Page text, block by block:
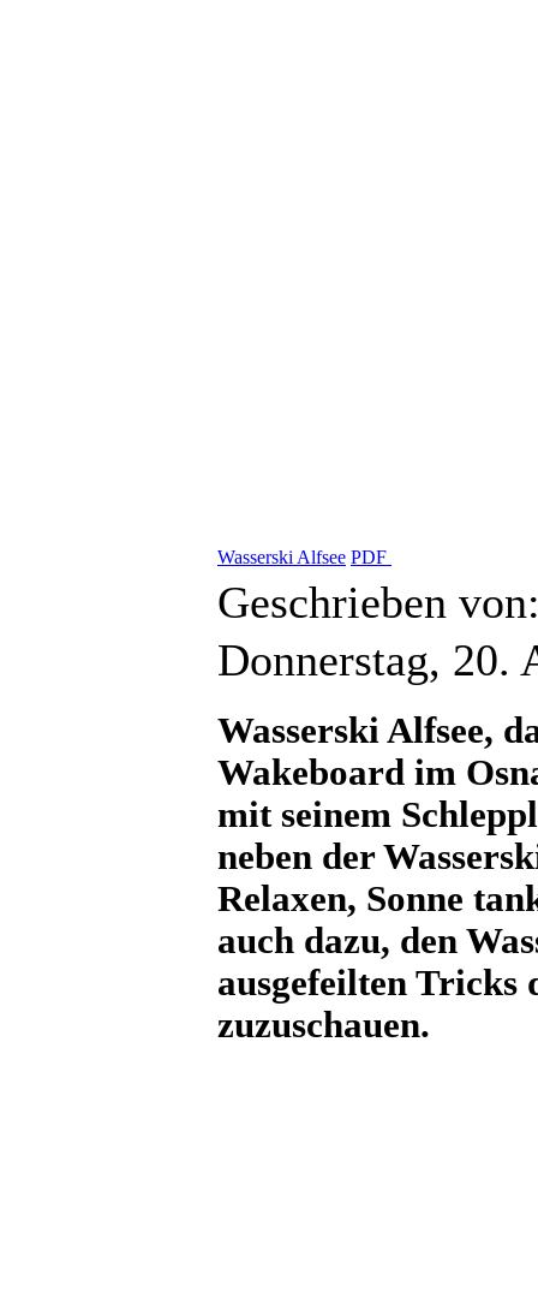
Wasserski Alfsee PDF
Geschrieben
Donnerstag, 20.
Wasserski Alfsee,
Wakeboard im
mit seinem
neben der
Relaxen, Sonne
auch dazu, den
ausgefeilten Tricks
zuzuschauen.